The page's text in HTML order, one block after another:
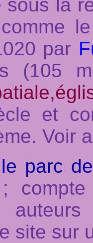
sous la
par
(105
et
Voir
parc
site sur